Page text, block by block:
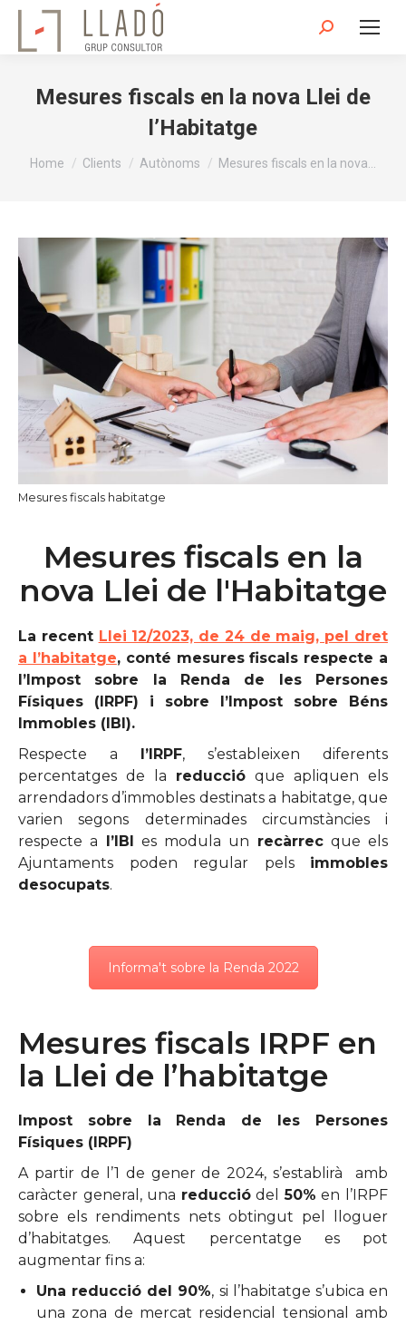
Search:
Mesures fiscals en la nova Llei de
l’Habitatge
You are here:
Home Clients Autònoms Mesures fiscals en la nova…
Mesures fiscals habitatge
Mesures fiscals en la
nova Llei de l'Habitatge
La recent Llei 12/2023, de 24 de maig, pel dret
a l’habitatge, conté mesures fiscals respecte a
l’Impost sobre la Renda de les Persones
Físiques (IRPF) i sobre l’Impost sobre Béns
Immobles (IBI).
Respecte a l’IRPF, s’estableixen diferents
percentatges de la reducció que apliquen els
arrendadors d’immobles destinats a habitatge, que
varien segons determinades circumstàncies i
respecte a l’IBI es modula un recàrrecque els
Ajuntaments poden regular pels immobles
desocupats.
Informa't sobre la Renda 2022
Mesures fiscals IRPF en
la Llei de l’habitatge
Impost sobre la Renda de les Persones
Físiques (IRPF)
A partir de l’1 de gener de 2024, s’establirà amb
caràcter general, una reducciódel50% en l’IRPF
sobre els rendiments nets obtingut pel lloguer
d’habitatges. Aquest percentatge es pot
augmentar fins a:
Una reducció del 90%, si l’habitatge s’ubica en
una zona de mercat residencial tensional amb